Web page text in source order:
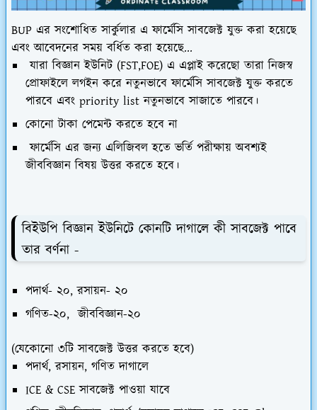
BUP এর সংশোধিত সার্কুলার এ ফার্মেসি সাবজেক্ট যুক্ত করা হয়েছে
এবং আবেদনের সময় বর্ধিত করা হয়েছে...
যারা বিজ্ঞান ইউনিট (FST,FOE) এ এপ্লাই করেছো তারা নিজস্ব
প্রোফাইলে লগইন করে নতুনভাবে ফার্মেসি সাবজেক্ট যুক্ত করতে
পারবে এবং priority list নতুনভাবে সাজাতে পারবে।
কোনো টাকা পেমেন্ট করতে হবে না
ফার্মেসি এর জন্য এলিজিবল হতে ভর্তি পরীক্ষায় অবশ্যই
জীববিজ্ঞান বিষয় উত্তর করতে হবে।
বিইউপি বিজ্ঞান ইউনিটে কোনটি দাগালে কী সাবজেক্ট পাবে
তার বর্ণনা -
পদার্থ- ২০, রসায়ন- ২০
গণিত-২০, জীববিজ্ঞান-২০
(যেকোনো ৩টি সাবজেক্ট উত্তর করতে হবে)
পদার্থ, রসায়ন, গণিত দাগালে
ICE & CSE সাবজেক্ট পাওয়া যাবে